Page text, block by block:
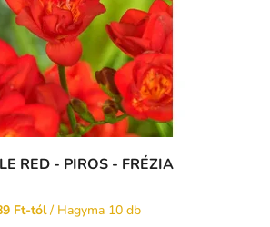
RED - PIROS - FRÉZIA
Ft-tól/ Hagyma 10 db